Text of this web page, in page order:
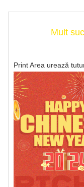
Mult
Print Area urează